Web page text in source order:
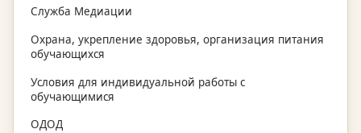
Служба Медиации
Охрана, укрепление здоровья, организация питания
обучающихся
Условия для индивидуальной работы с
обучающимися
ОДОД